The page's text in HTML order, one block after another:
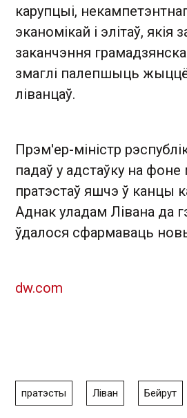
карупцыі,
эканомікай і элітаў, якія
заканчэння
змаглі палепшыць
ліванцаў.
Прэм'ер-міністр
падаў у адстаўку на
пратэстаў яшчэ ў канцы
Аднак уладам Лівана да
ўдалося сфармаваць
dw.com
пратэсты Ліван Бейрут